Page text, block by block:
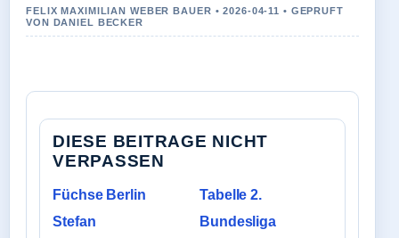
FELIX MAXIMILIAN WEBER BAUER • 2026-04-11 • GEPRUFT
VON DANIEL BECKER
DIESE BEITRAGE NICHT
VERPASSEN
Füchse Berlin
Stefan
Tabelle 2.
Bundesliga